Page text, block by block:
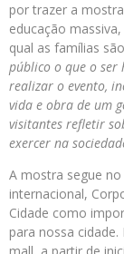
por trazer a
educação
qual as famílias
público o que o ser
realizar o evento,
vida e obra de um
visitantes refletir
exercer na
A mostra segue
internacional,
Cidade como
para nossa